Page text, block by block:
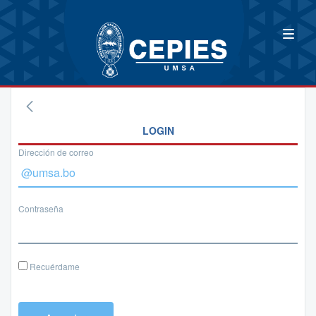
LOGIN
Dirección de correo
Contraseña
Recuérdame